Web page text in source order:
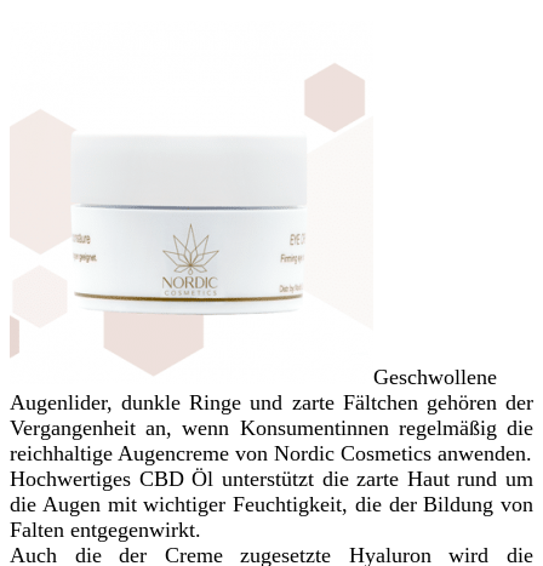
Geschwollene
Augenlider, dunkle Ringe und zarte Fältchen gehören der
Vergangenheit an, wenn Konsumentinnen regelmäßig die
reichhaltige Augencreme von Nordic Cosmetics anwenden.
Hochwertiges CBD Öl unterstützt die zarte Haut rund um
die Augen mit wichtiger Feuchtigkeit, die der Bildung von
Falten entgegenwirkt.
Auch die der Creme zugesetzte Hyaluron wird die